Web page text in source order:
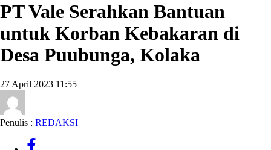
PT Vale Serahkan Bantuan
untuk Korban Kebakaran di
Desa Puubunga, Kolaka
27 April 2023 11:55
Penulis : REDAKSI